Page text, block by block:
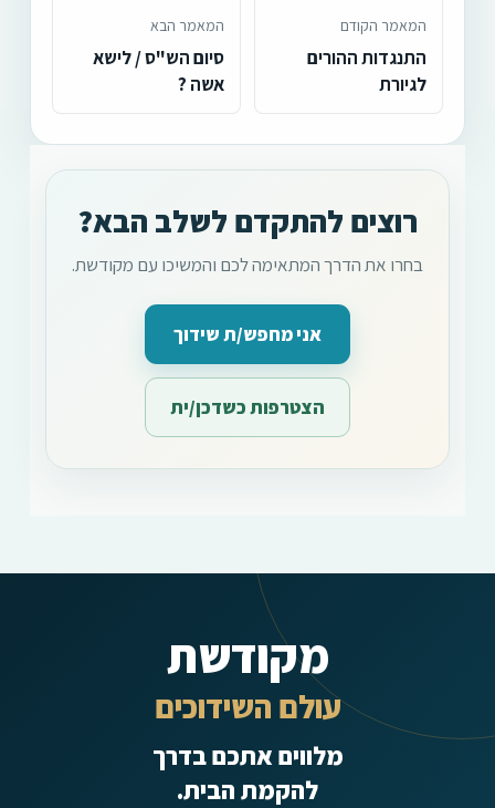
המאמר הקודם
התנגדות ההורים
לגיורת
המאמר הבא
סיום הש"ס / לישא
אשה ?
רוצים להתקדם לשלב הבא?
בחרו את הדרך המתאימה לכם והמשיכו עם מקודשת.
אני מחפש/ת שידוך
הצטרפות כשדכן/ית
מקודשת
עולם השידוכים
מלווים אתכם בדרך
להקמת הבית.